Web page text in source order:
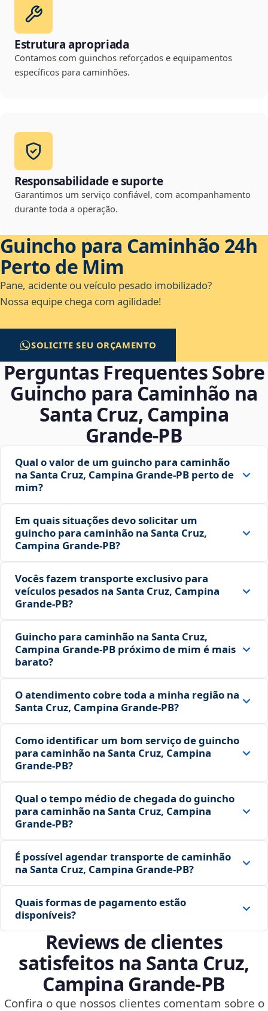
Estrutura apropriada
Contamos com guinchos reforçados e equipamentos
específicos para caminhões.
Responsabilidade e suporte
Garantimos um serviço confiável, com acompanhamento
durante toda a operação.
Guincho para Caminhão 24h
Perto de Mim
Pane, acidente ou veículo pesado imobilizado?
Nossa equipe chega com agilidade!
SOLICITE SEU ORÇAMENTO
Perguntas Frequentes Sobre
Guincho para Caminhão na
Santa Cruz, Campina
Grande‑PB
Qual o valor de um guincho para caminhão
na Santa Cruz, Campina Grande‑PB perto de
mim?
Em quais situações devo solicitar um
guincho para caminhão na Santa Cruz,
Campina Grande‑PB?
Vocês fazem transporte exclusivo para
veículos pesados na Santa Cruz, Campina
Grande‑PB?
Guincho para caminhão na Santa Cruz,
Campina Grande‑PB próximo de mim é mais
barato?
O atendimento cobre toda a minha região na
Santa Cruz, Campina Grande‑PB?
Como identificar um bom serviço de guincho
para caminhão na Santa Cruz, Campina
Grande‑PB?
Qual o tempo médio de chegada do guincho
para caminhão na Santa Cruz, Campina
Grande‑PB?
É possível agendar transporte de caminhão
na Santa Cruz, Campina Grande‑PB?
Quais formas de pagamento estão
disponíveis?
Reviews de clientes
satisfeitos na Santa Cruz,
Campina Grande‑PB
Confira o que nossos clientes comentam sobre o